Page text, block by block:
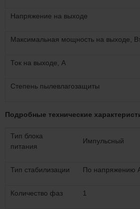
Напряжение на выходе
Максимальная мощность на выходе,
Ток на выходе, A
Степень пылевлагозащиты
Подробные технические
Тип блока
питания
Импульсный
Тип стабилизации По напряжению
Количество фаз 1